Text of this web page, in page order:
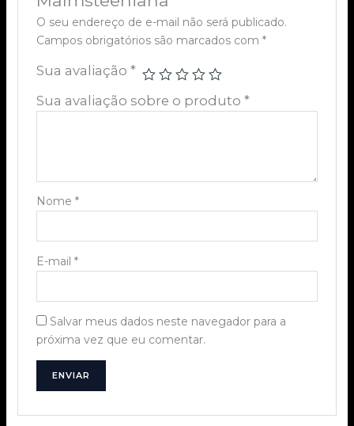
O seu endereço de e-mail não será publicado.
Campos obrigatórios são marcados com *
Sua avaliação *
Sua avaliação sobre o produto *
Nome *
E-mail *
Salvar meus dados neste navegador para a
próxima vez que eu comentar.